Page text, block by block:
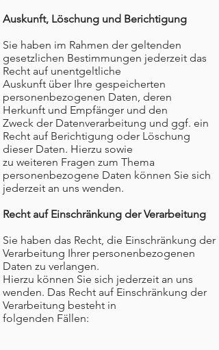
Auskunft, Löschung und Berichtigung
Sie haben im Rahmen der geltenden
gesetzlichen Bestimmungen jederzeit das
Recht auf unentgeltliche
Auskunft über Ihre gespeicherten
personenbezogenen Daten, deren
Herkunft und Empfänger und den
Zweck der Datenverarbeitung und ggf. ein
Recht auf Berichtigung oder Löschung
dieser Daten. Hierzu sowie
zu weiteren Fragen zum Thema
personenbezogene Daten können Sie sich
jederzeit an uns wenden.
Recht auf Einschränkung der Verarbeitung
Sie haben das Recht, die Einschränkung der
Verarbeitung Ihrer personenbezogenen
Daten zu verlangen.
Hierzu können Sie sich jederzeit an uns
wenden. Das Recht auf Einschränkung der
Verarbeitung besteht in
folgenden Fällen: